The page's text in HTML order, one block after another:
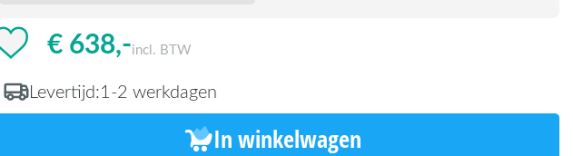
€ 638,-incl. BTW
Levertijd:1-2 werkdagen
In winkelwagen